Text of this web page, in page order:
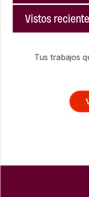
Vistos
Tus trabajos